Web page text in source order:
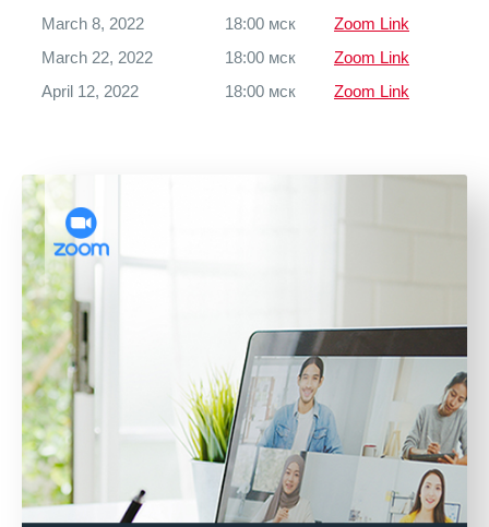
March 8, 2022
18:00 мск
Zoom Link
March 22, 2022
18:00 мск
Zoom Link
April 12, 2022
18:00 мск Zoom Link